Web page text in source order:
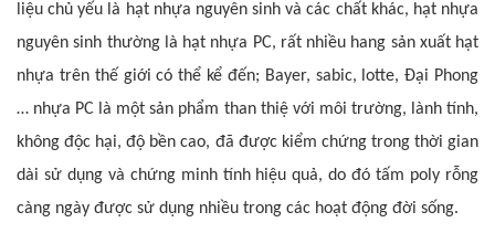
liệu chủ yếu là hạt nhựa nguyên sinh và các chất khác, hạt nhựa
nguyên sinh thường là hạt nhựa PC, rất nhiều hang sản xuất hạt
nhựa trên thế giới có thể kể đến; Bayer, sabic, lotte, Đại Phong
… nhựa PC là một sản phẩm than thiệ với môi trường, lành tính,
không độc hại, độ bền cao, đã được kiểm chứng trong thời gian
dài sử dụng và chứng minh tính hiệu quả, do đó tấm poly rỗng
càng ngày được sử dụng nhiều trong các hoạt động đời sống.